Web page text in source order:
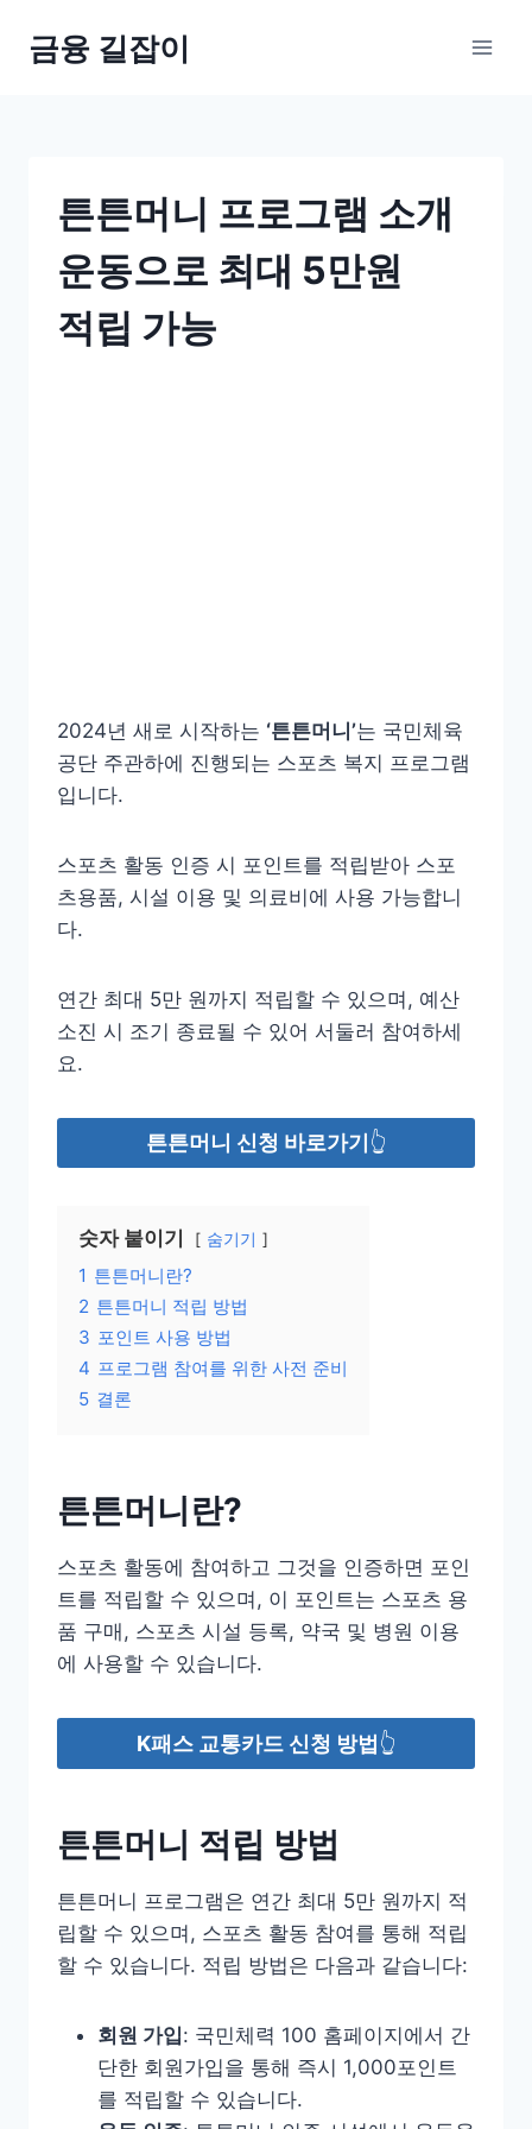
금융 길잡이
튼튼머니 프로그램 소개
운동으로 최대 5만원
적립 가능
2024년 새로 시작하는 ‘튼튼머니’는 국민체육
공단 주관하에 진행되는 스포츠 복지 프로그램
입니다.
스포츠 활동 인증 시 포인트를 적립받아 스포
츠용품, 시설 이용 및 의료비에 사용 가능합니
다.
연간 최대 5만 원까지 적립할 수 있으며, 예산
소진 시 조기 종료될 수 있어 서둘러 참여하세
요.
튼튼머니 신청 바로가기 👆
숫자 붙이기 숨기기
1 튼튼머니란?
2 튼튼머니 적립 방법
3 포인트 사용 방법
4 프로그램 참여를 위한 사전 준비
5 결론
튼튼머니란?
스포츠 활동에 참여하고 그것을 인증하면 포인
트를 적립할 수 있으며, 이 포인트는 스포츠 용
품 구매, 스포츠 시설 등록, 약국 및 병원 이용
에 사용할 수 있습니다.
K패스 교통카드 신청 방법👆
튼튼머니 적립 방법
튼튼머니 프로그램은 연간 최대 5만 원까지 적
립할 수 있으며, 스포츠 활동 참여를 통해 적립
할 수 있습니다. 적립 방법은 다음과 같습니다:
회원 가입: 국민체력 100 홈페이지에서 간
단한 회원가입을 통해 즉시 1,000포인트
를 적립할 수 있습니다.